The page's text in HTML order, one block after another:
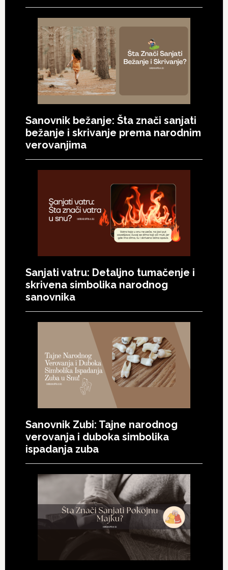
Sanovnik bežanje: Šta znači sanjati
bežanje i skrivanje prema narodnim
verovanjima
Sanjati vatru: Detaljno tumačenje i
skrivena simbolika narodnog
sanovnika
Sanovnik Zubi: Tajne narodnog
verovanja i duboka simbolika
ispadanja zuba